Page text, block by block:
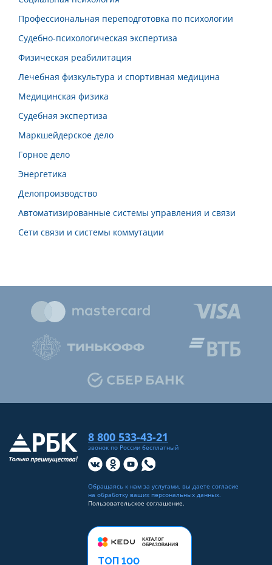
Профессиональная переподготовка по психологии
Судебно-психологическая экспертиза
Физическая реабилитация
Лечебная физкультура и спортивная медицина
Медицинская физика
Судебная экспертиза
Маркшейдерское дело
Горное дело
Энергетика
Делопроизводство
Автоматизированные системы управления и связи
Сети связи и системы коммутации
ТОП 100
8 800 533-43-21
звонок по России бесплатный
Обращаясь к нам за услугами, вы даете согласие
на обработку ваших персональных данных.
Пользовательское соглашение.